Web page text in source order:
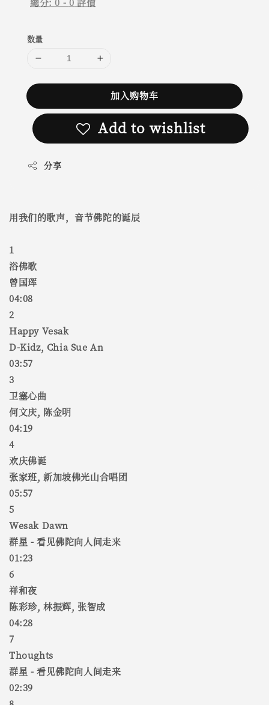
数量
加入购物车
Add to wishlist
分享
用我们的歌声，音节佛陀的诞辰
1
浴佛歌
曾国珲
04:08
2
Happy Vesak
D-Kidz, Chia Sue An
03:57
3
卫塞心曲
何文庆, 陈金明
04:19
4
欢庆佛诞
张家班, 新加坡佛光山合唱团
05:57
5
Wesak Dawn
群星 - 看见佛陀向人间走来
01:23
6
祥和夜
陈彩珍, 林振辉, 张智成
04:28
7
Thoughts
群星 - 看见佛陀向人间走来
02:39